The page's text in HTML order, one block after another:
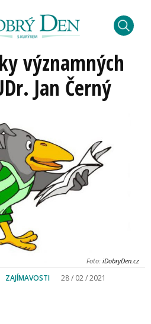
významných
Jan Černý
Foto: iDobryDen.cz
ZAJÍMAVOSTI 28 / 02 / 2021